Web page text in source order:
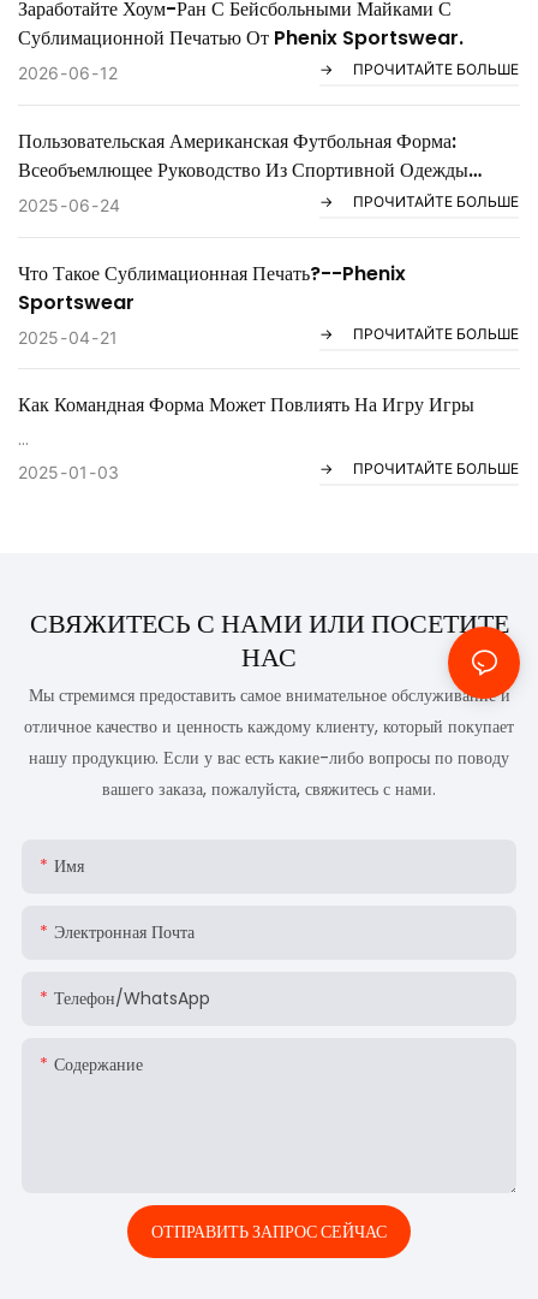
Заработайте Хоум-Ран С Бейсбольными Майками С
Сублимационной Печатью От Phenix Sportswear.
2026 06 12 ПРОЧИТАЙТЕ БОЛЬШЕ
Пользовательская Американская Футбольная Форма:
Всеобъемлющее Руководство Из Спортивной Одежды
Phenix
2025 06 24 ПРОЧИТАЙТЕ БОЛЬШЕ
Что Такое Сублимационная Печать?--Phenix
Sportswear
2025 04 21 ПРОЧИТАЙТЕ БОЛЬШЕ
Как Командная Форма Может Повлиять На Игру Игры
Командная форма имеет решающее значение для успеваемости
2025 01 03 ПРОЧИТАЙТЕ БОЛЬШЕ
СВЯЖИТЕСЬ С НАМИ ИЛИ ПОСЕТИТЕ
НАС
Мы стремимся предоставить самое внимательное обслуживание и
отличное качество и ценность каждому клиенту, который покупает
нашу продукцию. Если у вас есть какие-либо вопросы по поводу
вашего заказа, пожалуйста, свяжитесь с нами.
Имя
Электронная Почта
Телефон/WhatsApp
Содержание
ОТПРАВИТЬ ЗАПРОС СЕЙЧАС